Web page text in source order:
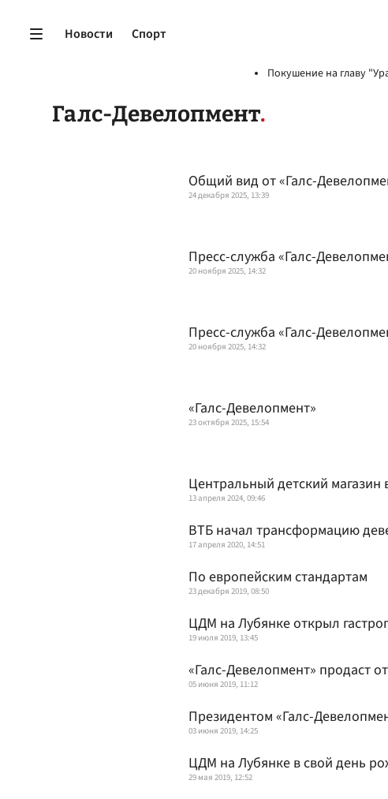
Новости Спорт
Покушение на главу
Галс-Девелопмент
Общий вид от «Галс-
24 декабря 2025, 13:39
Пресс-служба «Галс-
20 ноября 2025, 14:32
Пресс-служба «Галс-
20 ноября 2025, 14:32
«Галс-Девелопмент»
23 октября 2025, 15:54
Центральный детский
13 апреля 2024, 09:46
ВТБ начал трансформацию
17 апреля 2020, 14:51
По европейским стандартам
23 декабря 2019, 08:50
ЦДМ на Лубянке открыл
19 июля 2019, 13:45
«Галс-Девелопмент» продаст
05 июня 2019, 11:12
Президентом «Галс-
03 июня 2019, 14:25
ЦДМ на Лубянке в свой день
29 мая 2019, 12:52